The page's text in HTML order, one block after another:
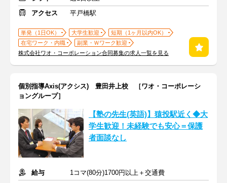
アクセス
平戸橋駅
単発（1日OK） 大学生歓迎
短期（1ヶ月以内OK）
在宅ワーク・内職
副業・Ｗワーク歓迎
株式会社ワオ・コーポレーション合同募集の求人一覧を見る
個別指導Axis(アクシス) 豊田井上校 ［ワオ・コーポレーシ
ョングループ］
【塾の先生(英語)】猿投駅近く◆大
学生歓迎！未経験でも安心＝保護
者面談なし
給与
1コマ(80分)1700円以上＋交通費